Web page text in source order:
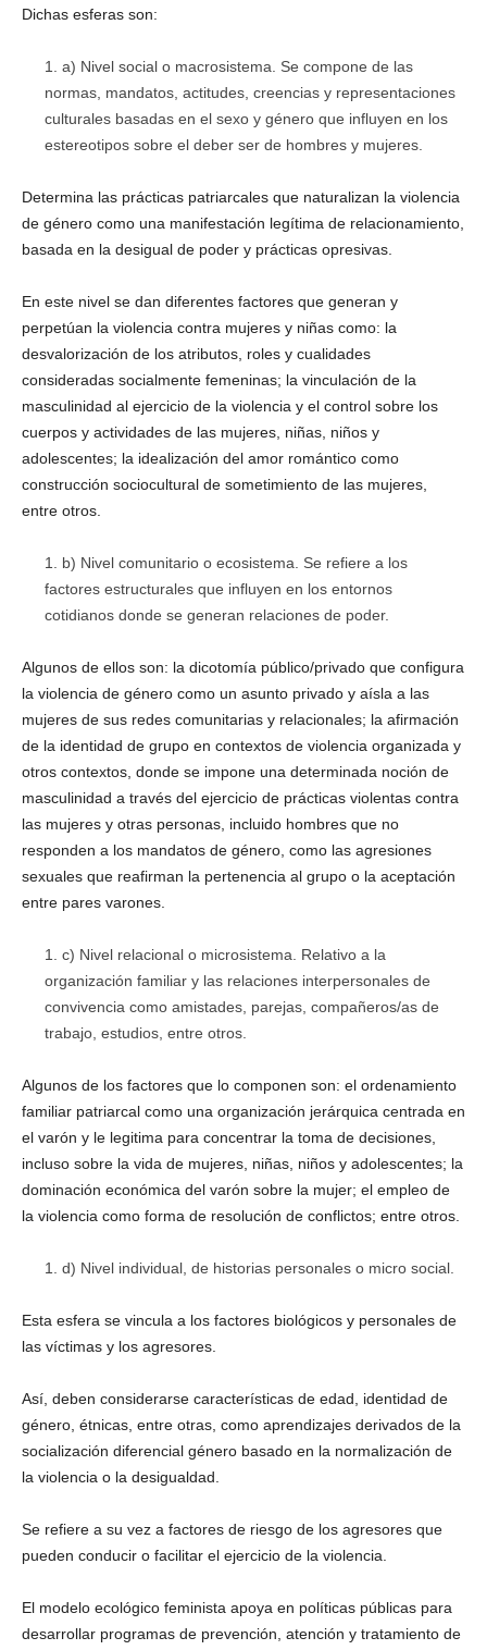
Dichas esferas son:
a) Nivel social o macrosistema. Se compone de las
normas, mandatos, actitudes, creencias y representaciones
culturales basadas en el sexo y género que influyen en los
estereotipos sobre el deber ser de hombres y mujeres.
Determina las prácticas patriarcales que naturalizan la violencia
de género como una manifestación legítima de relacionamiento,
basada en la desigual de poder y prácticas opresivas.
En este nivel se dan diferentes factores que generan y
perpetúan la violencia contra mujeres y niñas como: la
desvalorización de los atributos, roles y cualidades
consideradas socialmente femeninas; la vinculación de la
masculinidad al ejercicio de la violencia y el control sobre los
cuerpos y actividades de las mujeres, niñas, niños y
adolescentes; la idealización del amor romántico como
construcción sociocultural de sometimiento de las mujeres,
entre otros.
b) Nivel comunitario o ecosistema. Se refiere a los
factores estructurales que influyen en los entornos
cotidianos donde se generan relaciones de poder.
Algunos de ellos son: la dicotomía público/privado que configura
la violencia de género como un asunto privado y aísla a las
mujeres de sus redes comunitarias y relacionales; la afirmación
de la identidad de grupo en contextos de violencia organizada y
otros contextos, donde se impone una determinada noción de
masculinidad a través del ejercicio de prácticas violentas contra
las mujeres y otras personas, incluido hombres que no
responden a los mandatos de género, como las agresiones
sexuales que reafirman la pertenencia al grupo o la aceptación
entre pares varones.
c) Nivel relacional o microsistema. Relativo a la
organización familiar y las relaciones interpersonales de
convivencia como amistades, parejas, compañeros/as de
trabajo, estudios, entre otros.
Algunos de los factores que lo componen son: el ordenamiento
familiar patriarcal como una organización jerárquica centrada en
el varón y le legitima para concentrar la toma de decisiones,
incluso sobre la vida de mujeres, niñas, niños y adolescentes; la
dominación económica del varón sobre la mujer; el empleo de
la violencia como forma de resolución de conflictos; entre otros.
d) Nivel individual, de historias personales o micro social.
Esta esfera se vincula a los factores biológicos y personales de
las víctimas y los agresores.
Así, deben considerarse características de edad, identidad de
género, étnicas, entre otras, como aprendizajes derivados de la
socialización diferencial género basado en la normalización de
la violencia o la desigualdad.
Se refiere a su vez a factores de riesgo de los agresores que
pueden conducir o facilitar el ejercicio de la violencia.
El modelo ecológico feminista apoya en políticas públicas para
desarrollar programas de prevención, atención y tratamiento de